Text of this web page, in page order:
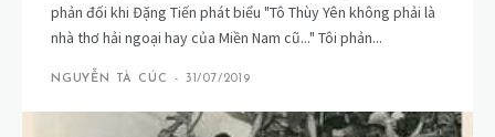
phản đối khi Đặng Tiến phát biểu "Tô Thùy Yên không phải là
nhà thơ hải ngoại hay của Miền Nam cũ..." Tôi phản...
NGUYỄN TÀ CÚC - 31/07/2019